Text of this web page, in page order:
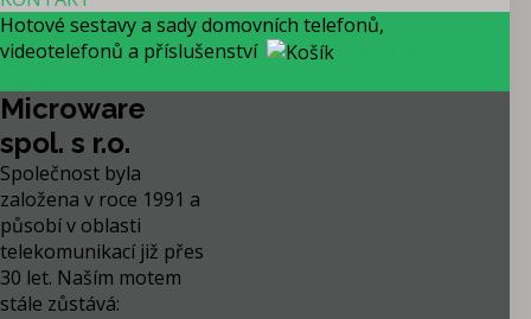
Hotové sestavy a sady domovních telefonů,
videotelefonů a příslušenství
Microware
spol. s r.o.
Společnost byla
založena v roce 1991 a
působí v oblasti
telekomunikací již přes
30 let. Naším motem
stále zůstává: